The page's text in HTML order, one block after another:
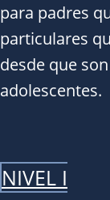
para padres
particulares
desde que
adolescentes.
NIVEL I